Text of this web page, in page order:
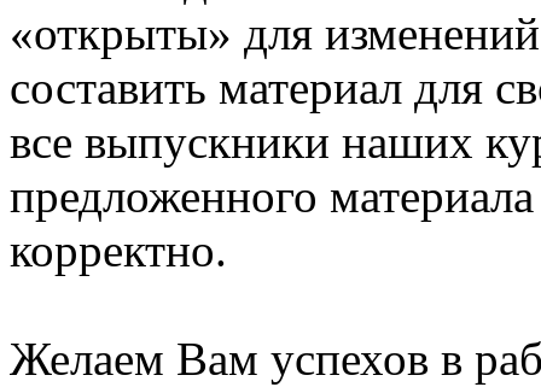
«открыты» для
составить материал для
все выпускники наших
предложенного
корректно.
Желаем Вам успехов в